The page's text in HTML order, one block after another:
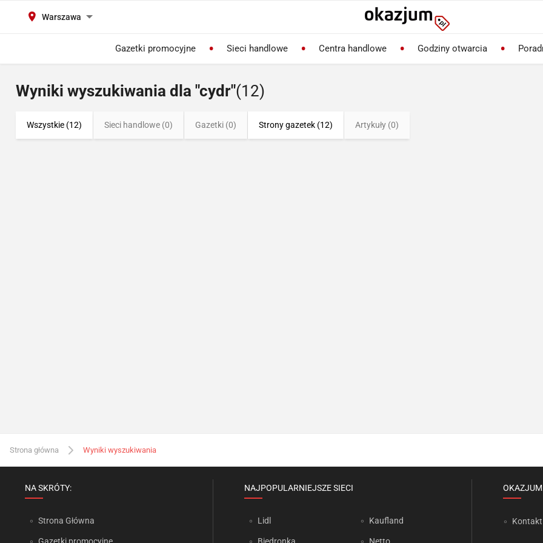
Warszawa
Gazetki promocyjne Sieci handlowe Centra handlowe Godziny otwarcia
Wyniki wyszukiwania dla "cydr"(12)
Wszystkie (12) Sieci handlowe (0) Gazetki (0) Strony gazetek (12) Artykuły (0)
Strona główna Wyniki wyszukiwania
NA SKRÓTY:
Strona Główna
NAJPOPULARNIEJSZE SIECI
Lidl Kaufland Kontakt